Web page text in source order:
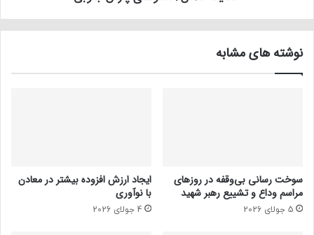
نوشته های مشابه
سوخت رسانی بی‌وقفه در روز‌های
مراسم وداع و تشییع رهبر شهید
5 جولای 2026
ایجاد ارزش افزوده بیشتر در معادن
با نوآوری
4 جولای 2026